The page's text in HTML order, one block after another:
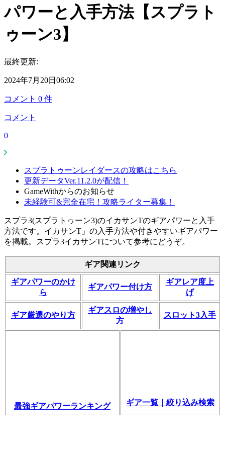
パワーと入手方法【スプラト
ゥーン3】
最終更新:
2024年7月20日06:02
コメント 0 件
コメント
0
スプラトゥーンレイダースの攻略はこちら
更新データVer.11.2.0が配信！
GameWithからのお知らせ
未経験可&完全在宅！攻略ライター募集！
スプラ3(スプラトゥーン3)のイカサンTのギアパワーと入手
方法です。イカサンT」の入手方法や付きやすいギアパワー
を掲載。スプラ3イカサンTについて参考にどうぞ。
ギア関連リンク
ギアパワーのかけ
ら
ギアパワー付け方
ギアレア度上
げ
ギア厳選のやり方
ギアスロの増やし
方
スロット3入手
最強ギアパワーランキング ギア一覧｜絞り込み検索